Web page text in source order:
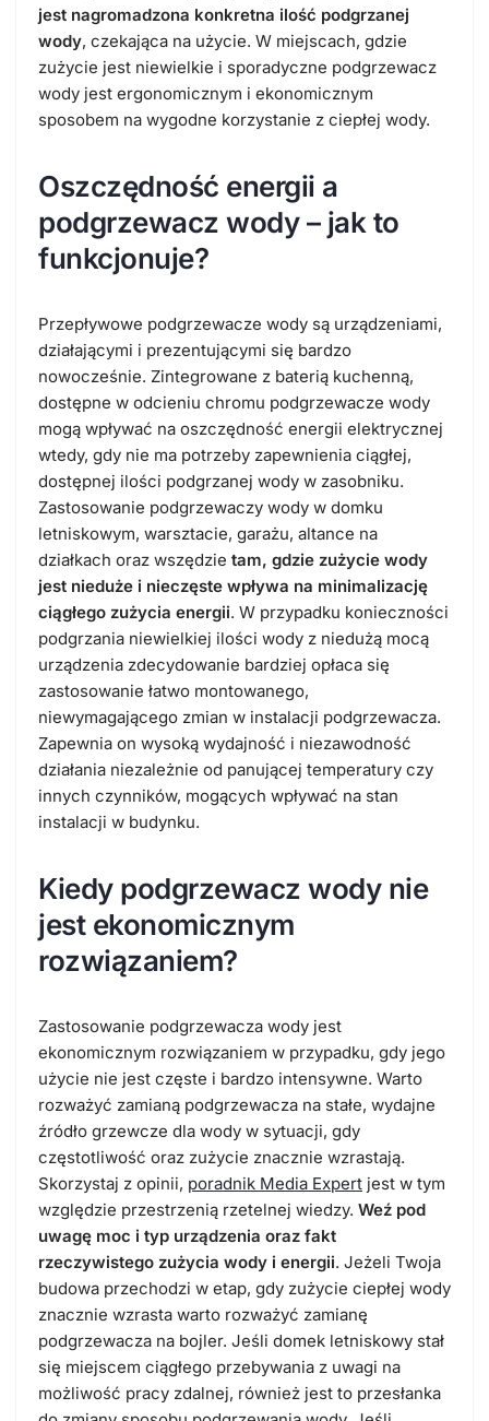
jest nagromadzona konkretna ilość podgrzanej
wody, czekająca na użycie. W miejscach, gdzie
zużycie jest niewielkie i sporadyczne podgrzewacz
wody jest ergonomicznym i ekonomicznym
sposobem na wygodne korzystanie z ciepłej wody.
Oszczędność energii a
podgrzewacz wody – jak to
funkcjonuje?
Przepływowe podgrzewacze wody są urządzeniami,
działającymi i prezentującymi się bardzo
nowocześnie. Zintegrowane z baterią kuchenną,
dostępne w odcieniu chromu podgrzewacze wody
mogą wpływać na oszczędność energii elektrycznej
wtedy, gdy nie ma potrzeby zapewnienia ciągłej,
dostępnej ilości podgrzanej wody w zasobniku.
Zastosowanie podgrzewaczy wody w domku
letniskowym, warsztacie, garażu, altance na
działkach oraz wszędzie tam, gdzie zużycie wody
jest nieduże i nieczęste wpływa na minimalizację
ciągłego zużycia energii. W przypadku konieczności
podgrzania niewielkiej ilości wody z niedużą mocą
urządzenia zdecydowanie bardziej opłaca się
zastosowanie łatwo montowanego,
niewymagającego zmian w instalacji podgrzewacza.
Zapewnia on wysoką wydajność i niezawodność
działania niezależnie od panującej temperatury czy
innych czynników, mogących wpływać na stan
instalacji w budynku.
Kiedy podgrzewacz wody nie
jest ekonomicznym
rozwiązaniem?
Zastosowanie podgrzewacza wody jest
ekonomicznym rozwiązaniem w przypadku, gdy jego
użycie nie jest częste i bardzo intensywne. Warto
rozważyć zamianą podgrzewacza na stałe, wydajne
źródło grzewcze dla wody w sytuacji, gdy
częstotliwość oraz zużycie znacznie wzrastają.
Skorzystaj z opinii, poradnik Media Expert jest w tym
względzie przestrzenią rzetelnej wiedzy. Weź pod
uwagę moc i typ urządzenia oraz fakt
rzeczywistego zużycia wody i energii. Jeżeli Twoja
budowa przechodzi w etap, gdy zużycie ciepłej wody
znacznie wzrasta warto rozważyć zamianę
podgrzewacza na bojler. Jeśli domek letniskowy stał
się miejscem ciągłego przebywania z uwagi na
możliwość pracy zdalnej, również jest to przesłanka